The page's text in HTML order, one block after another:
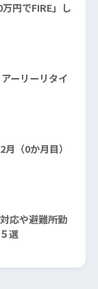
円でFIRE」し
ーリーリタイ
（0か月目）
応や避難所勤
選